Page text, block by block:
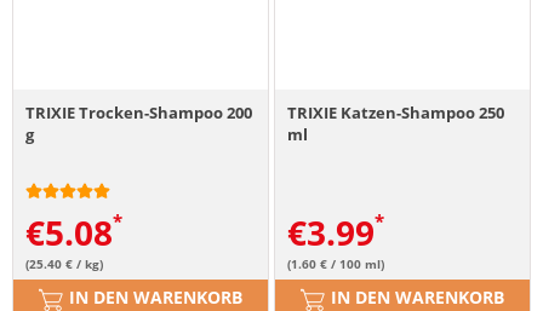
TRIXIE Trocken-Shampoo 200
g
€5.08
(25.40 € / kg)
IN DEN WARENKORB
TRIXIE Katzen-Shampoo 250
ml
€3.99
(1.60 € / 100 ml)
IN DEN WARENKORB